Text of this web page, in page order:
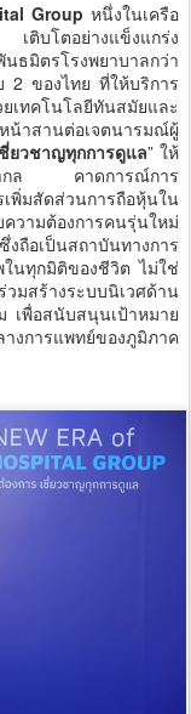
Group หนึ่งในเครือ
เติบโตอย่างแข็งแกร่ง
ธมิตรโรงพยาบาลกว่า
2 ของไทย ที่ให้บริการ
ทคโนโลยีทันสมัยและ
น้าสานต่อเจตนารมณ์ผู้
ยวชาญทุกการดูแล” ให้
สากล คาดการณ์การ
พิ่มสัดส่วนการถือหุ้นใน
วามต้องการคนรุ่นใหม่
ถือเป็นสถาบันทางการ
นทุกมิติของชีวิต ไม่ใช่
มสร้างระบบนิเวศด้าน
เพื่อสนับสนุนเป้าหมาย
งการแพทย์ของภูมิภาค